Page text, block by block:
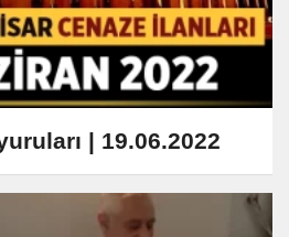
| 19.06.2022